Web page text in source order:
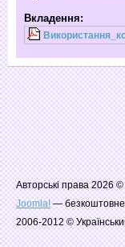
Вкладення:
Авторські права 2026
Joomla!— безкоштовне
2006-2012 ©